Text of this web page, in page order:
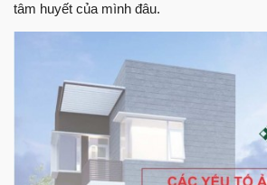
tâm huyết của mình đâu.